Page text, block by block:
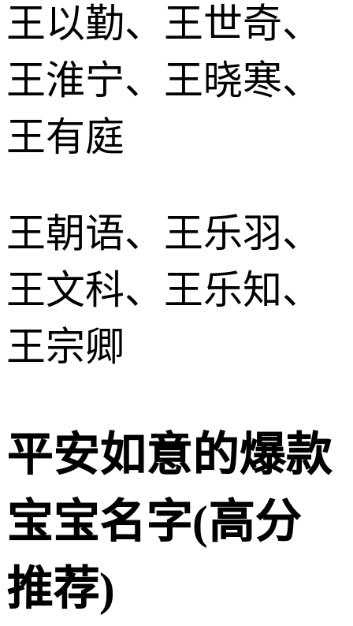
王以勤、王世奇、
王淮宁、王晓寒、
王有庭
王朝语、王乐羽、
王文科、王乐知、
王宗卿
平安如意的爆款
宝宝名字(高分
推荐)